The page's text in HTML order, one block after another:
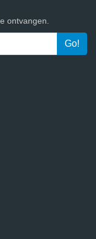
ontvangen.